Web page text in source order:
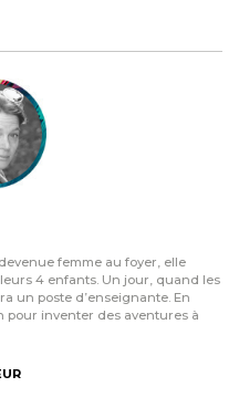
femme au foyer, elle
4 enfants. Un jour, quand les
un poste d’enseignante. En
inventer des aventures à